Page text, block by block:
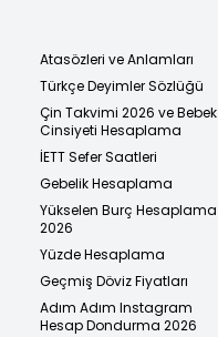
Atasözleri ve Anlamları
Türkçe Deyimler Sözlüğü
Çin Takvimi 2026 ve Bebek
Cinsiyeti Hesaplama
İETT Sefer Saatleri
Gebelik Hesaplama
Yükselen Burç Hesaplama
2026
Yüzde Hesaplama
Geçmiş Döviz Fiyatları
Adım Adım Instagram
Hesap Dondurma 2026